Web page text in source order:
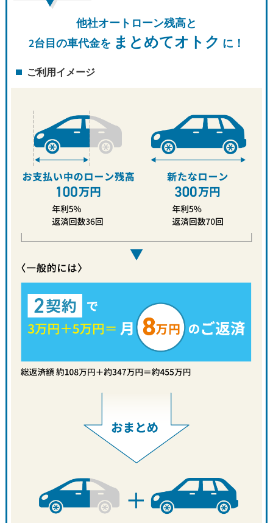
他社オートローン残高と
2台目の車代金を まとめてオトク に！
ご利用イメージ